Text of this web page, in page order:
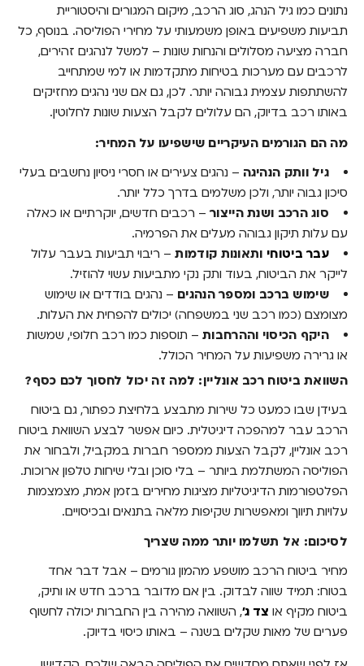
לסיכום: אל תשלמו יותר ממה שצריך
נתונים כמו גיל הנהג, סוג הרכב, מיקום המגורים והיסטוריית
תביעות משפיעים באופן משמעותי על מחירי הפוליסה. בנוסף, כל
חברה מציעה מסלולים והנחות שונות – למשל לנהגים זהירים,
לרכבים עם מערכות בטיחות מתקדמות או למי שמתחייב
להשתתפות עצמית גבוהה יותר. לכן, גם אם שני נהגים מחזיקים
באותו רכב בדיוק, הם עלולים לקבל הצעות שונות לחלוטין.
מה הם הגורמים העיקריים שישפיעו על המחיר:
גיל וותק הנהיגה – נהגים צעירים או חסרי ניסיון נחשבים בעלי
סיכון גבוה יותר, ולכן משלמים בדרך כלל יותר.
סוג הרכב ושנת הייצור– רכבים חדשים, יוקרתיים או כאלה
עם עלות תיקון גבוהה מעלים את הפרמיה.
עבר ביטוחי ותאונות קודמות– ריבוי תביעות בעבר עלול
לייקר את הביטוח, בעוד ותק נקי מתביעות עשוי להוזיל.
שימוש ברכב ומספר הנהגים – נהגים בודדים או שימוש
מצומצם (כמו רכב שני במשפחה) יכולים להפחית את העלות.
היקף הכיסוי וההרחבות – תוספות כמו רכב חלופי, שמשות
או גרירה משפיעות על המחיר הכולל.
השוואת ביטוח רכב אונליין: למה זה יכול לחסוך לכם כסף?
בעידן שבו כמעט כל שירות מתבצע בלחיצת כפתור, גם ביטוח
הרכב עבר למהפכה דיגיטלית. כיום אפשר לבצע השוואת ביטוח
רכב אונליין, לקבל הצעות ממספר חברות במקביל, ולבחור את
הפוליסה המשתלמת ביותר – בלי סוכן ובלי שיחות טלפון ארוכות.
הפלטפורמות הדיגיטליות מציגות מחירים בזמן אמת, מצמצמות
עלויות תיווך ומאפשרות שקיפות מלאה בתנאים ובכיסויים.
לסיכום: אל תשלמו יותר ממה שצריך
מחיר ביטוח הרכב מושפע מהמון גורמים – אבל דבר אחד
בטוח: תמיד שווה לבדוק. בין אם מדובר ברכב חדש או ותיק,
ביטוח מקיף או צד ג', השוואה מהירה בין החברות יכולה לחשוף
פערים של מאות שקלים בשנה – באותו כיסוי בדיוק.